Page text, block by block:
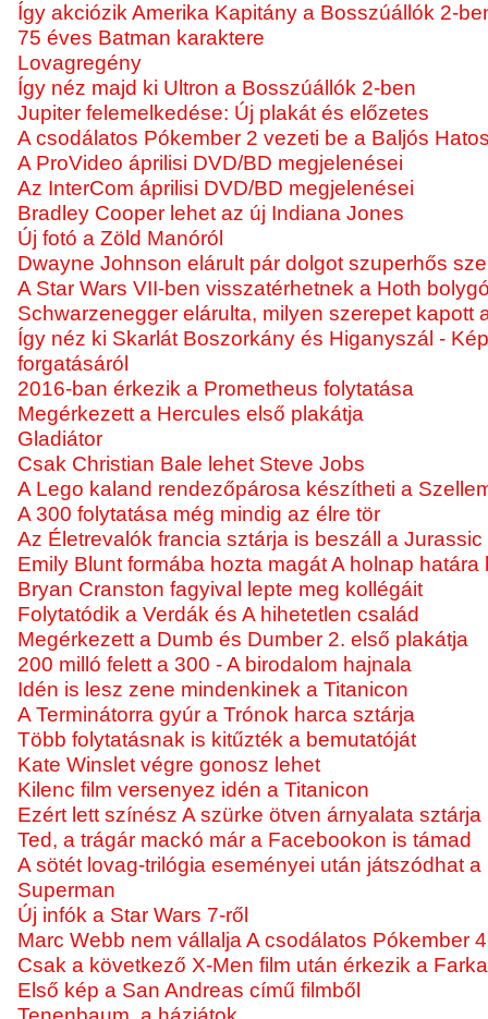
Így akciózik Amerika Kapitány a Bosszúállók 2-
75 éves Batman karaktere
Lovagregény
Így néz majd ki Ultron a Bosszúállók 2-ben
Jupiter felemelkedése: Új plakát és előzetes
A csodálatos Pókember 2 vezeti be a Baljós
A ProVideo áprilisi DVD/BD megjelenései
Az InterCom áprilisi DVD/BD megjelenései
Bradley Cooper lehet az új Indiana Jones
Új fotó a Zöld Manóról
Dwayne Johnson elárult pár dolgot szuperhős
A Star Wars VII-ben visszatérhetnek a Hoth
Schwarzenegger elárulta, milyen szerepet kapott
Így néz ki Skarlát Boszorkány és Higanyszál -
forgatásáról
2016-ban érkezik a Prometheus folytatása
Megérkezett a Hercules első plakátja
Gladiátor
Csak Christian Bale lehet Steve Jobs
A Lego kaland rendezőpárosa készítheti a
A 300 folytatása még mindig az élre tör
Az Életrevalók francia sztárja is beszáll a Jurassic
Emily Blunt formába hozta magát A holnap határa
Bryan Cranston fagyival lepte meg kollégáit
Folytatódik a Verdák és A hihetetlen család
Megérkezett a Dumb és Dumber 2. első plakátja
200 milló felett a 300 - A birodalom hajnala
Idén is lesz zene mindenkinek a Titanicon
A Terminátorra gyúr a Trónok harca sztárja
Több folytatásnak is kitűzték a bemutatóját
Kate Winslet végre gonosz lehet
Kilenc film versenyez idén a Titanicon
Ezért lett színész A szürke ötven árnyalata sztárja
Ted, a trágár mackó már a Facebookon is támad
A sötét lovag-trilógia eseményei után játszódhat a
Superman
Új infók a Star Wars 7-ről
Marc Webb nem vállalja A csodálatos Pókember
Csak a következő X-Men film után érkezik a
Első kép a San Andreas című filmből